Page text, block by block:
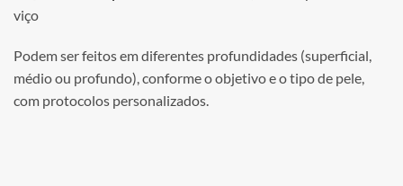
viço
Podem ser feitos em diferentes profundidades (superficial,
médio ou profundo), conforme o objetivo e o tipo de pele,
com protocolos personalizados.